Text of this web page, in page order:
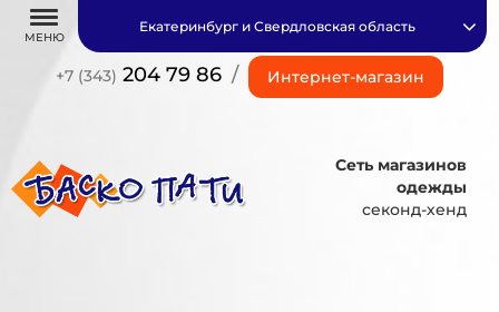
МЕНЮ
+7 (343) 204 79 86 / Интернет-магазин
Екатеринбург и Свердловская область
Сеть магазинов
одежды
секонд-хенд